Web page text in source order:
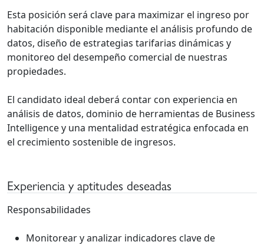
Esta posición será clave para maximizar el ingreso por
habitación disponible mediante el análisis profundo de
datos, diseño de estrategias tarifarias dinámicas y
monitoreo del desempeño comercial de nuestras
propiedades.
El candidato ideal deberá contar con experiencia en
análisis de datos, dominio de herramientas de Business
Intelligence y una mentalidad estratégica enfocada en
el crecimiento sostenible de ingresos.
Experiencia y aptitudes deseadas
Responsabilidades
Monitorear y analizar indicadores clave de